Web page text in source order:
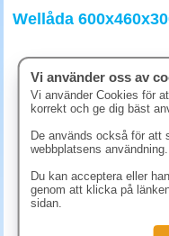
Wellåda
Vi använder oss av
Vi använder Cookies för
korrekt och ge dig bäst
De används också för att
webbplatsens användning.
Du kan acceptera eller
genom att klicka på
sidan.